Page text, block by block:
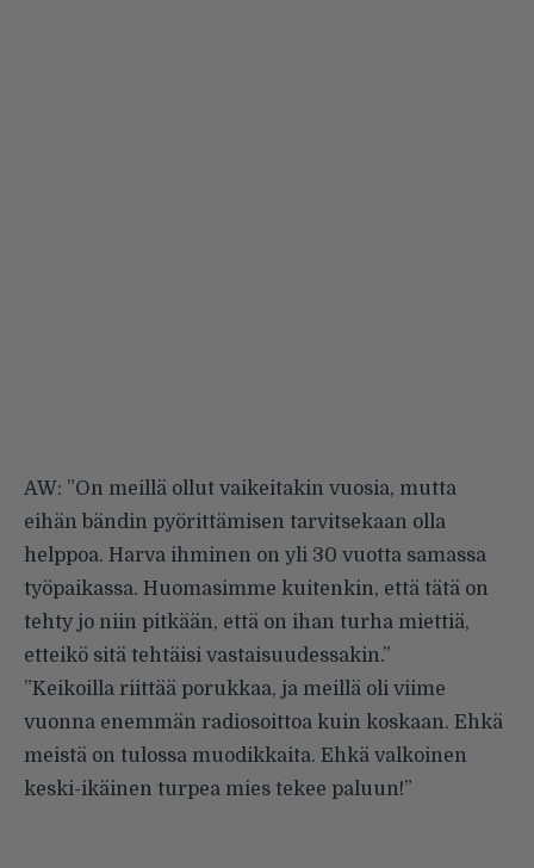
AW: ”On meillä ollut vaikeitakin vuosia, mutta
eihän bändin pyörittämisen tarvitsekaan olla
helppoa. Harva ihminen on yli 30 vuotta samassa
työpaikassa. Huomasimme kuitenkin, että tätä on
tehty jo niin pitkään, että on ihan turha miettiä,
etteikö sitä tehtäisi vastaisuudessakin.”
”Keikoilla riittää porukkaa, ja meillä oli viime
vuonna enemmän radiosoittoa kuin koskaan. Ehkä
meistä on tulossa muodikkaita. Ehkä valkoinen
keski-ikäinen turpea mies tekee paluun!”